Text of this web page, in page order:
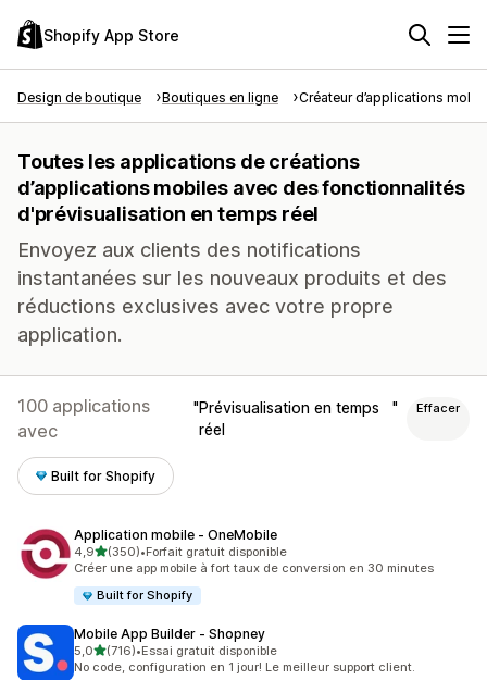
Shopify App Store
Design de boutique Boutiques en ligne Créateur d’applications
Toutes les applications de créations
d’applications mobiles avec des fonctionnalités
d'prévisualisation en temps réel
Envoyez aux clients des notifications
instantanées sur les nouveaux produits et des
réductions exclusives avec votre propre
application.
100 applications
avec
Prévisualisation en temps
réel
Effacer
Built for Shopify
Application mobile ‑ OneMobile
4,9étoile(s) sur 5
(350)
350 avis au total
•Forfait gratuit disponible
Créer une app mobile à fort taux de conversion en 30 minutes
Built for Shopify
Mobile App Builder ‑ Shopney
5,0étoile(s) sur 5
(716)
716 avis au total
•Essai gratuit disponible
No code, configuration en 1 jour! Le meilleur support client.